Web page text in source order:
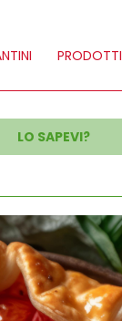
PRODOTTI
LO SAPEVI?